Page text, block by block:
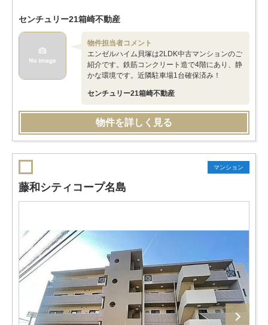
センチュリー21箱崎不動産
物件担当者コメント
エンゼルハイム貝塚は2LDK中古マンションのご
紹介です。鉄筋コンクリート造で4階にあり、静
かな環境です。近隣駐車場1台確保済み！
センチュリー21箱崎不動産
物件を詳しく見る
マンション
藤和シティコープ名島